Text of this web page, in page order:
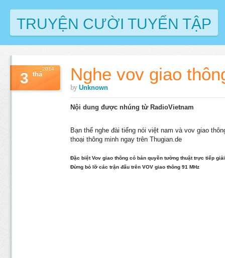
TRUYỆN CƯỜI TUYỂN TẬP
Nghe vov giao
by Unknown
3 thá
2014
Nội dung được nhúng từ RadioVietnam
Bạn thể nghe đài tiếng nói việt nam và vov giao
thoại thông minh ngay trên Thugian.de
Đặc biệt Vov giao thông có bản quyền tường thuật trực tiếp
Đừng bỏ lỡ các trận đấu trên VOV giao thông 91 MHz